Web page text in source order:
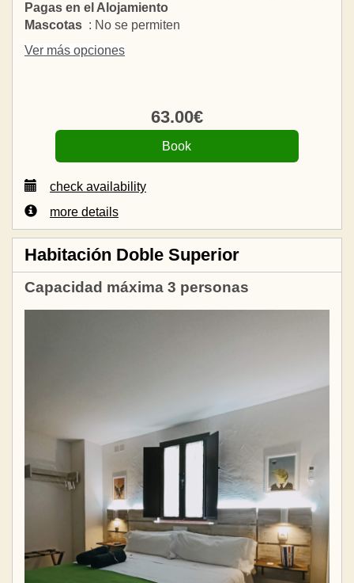
Pagas en el Alojamiento
Mascotas : No se permiten
Ver más opciones
63.00€
check availability
more details
Habitación Doble Superior
Capacidad máxima 3 personas